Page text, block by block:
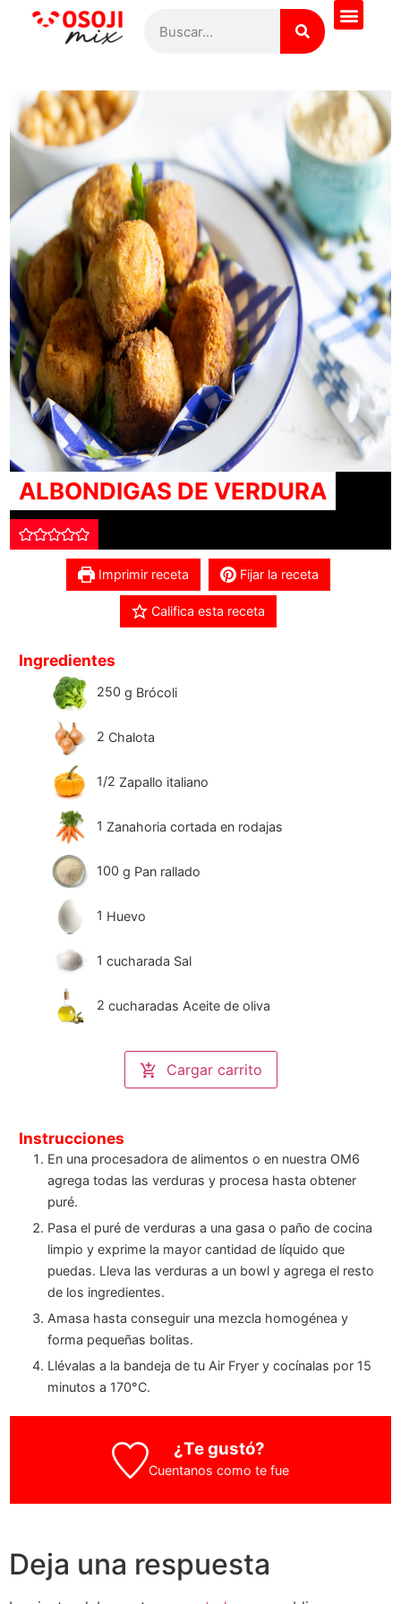
ALBONDIGAS DE VERDURA
Imprimir receta Fijar la receta
Califica esta receta
Ingredientes
250 g Brócoli
2 Chalota
1/2 Zapallo italiano
1 Zanahoria cortada en rodajas
100 g Pan rallado
1 Huevo
1 cucharada Sal
2 cucharadas Aceite de oliva
Cargar carrito
Instrucciones
En una procesadora de alimentos o en nuestra OM6
agrega todas las verduras y procesa hasta obtener
puré.
Pasa el puré de verduras a una gasa o paño de cocina
limpio y exprime la mayor cantidad de líquido que
puedas. Lleva las verduras a un bowl y agrega el resto
de los ingredientes.
Amasa hasta conseguir una mezcla homogénea y
forma pequeñas bolitas.
Llévalas a la bandeja de tu Air Fryer y cocínalas por 15
minutos a 170°C.
¿Te gustó?
Cuentanos como te fue
Deja una respuesta